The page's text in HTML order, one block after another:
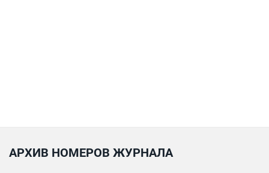
АРХИВ НОМЕРОВ ЖУРНАЛА